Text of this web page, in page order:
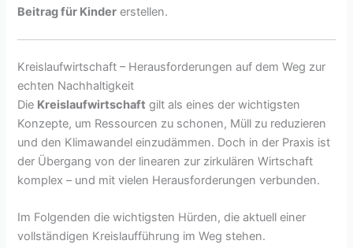
Beitrag für Kinder erstellen.
Kreislaufwirtschaft – Herausforderungen auf dem Weg zur
echten Nachhaltigkeit
Die Kreislaufwirtschaft gilt als eines der wichtigsten
Konzepte, um Ressourcen zu schonen, Müll zu reduzieren
und den Klimawandel einzudämmen. Doch in der Praxis ist
der Übergang von der linearen zur zirkulären Wirtschaft
komplex – und mit vielen Herausforderungen verbunden.
Im Folgenden die wichtigsten Hürden, die aktuell einer
vollständigen Kreislaufführung im Weg stehen.